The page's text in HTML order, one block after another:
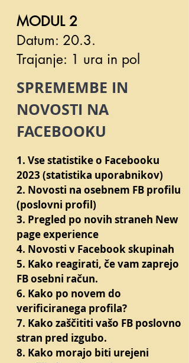
MODUL 2
Datum: 20.3.
Trajanje: 1 ura in pol
SPREMEMBE IN
NOVOSTI NA
FACEBOOKU
1. Vse statistike o Facebooku
2023 (statistika uporabnikov)
2. Novosti na osebnem FB profilu
(poslovni profil)
3. Pregled po novih straneh New
page experience
4. Novosti v Facebook skupinah
5. Kako reagirati, če vam zaprejo
FB osebni račun.
6. Kako po novem do
verificiranega profila?
7. Kako zaščititi vašo FB poslovno
stran pred izgubo.
8. Kako morajo biti urejeni